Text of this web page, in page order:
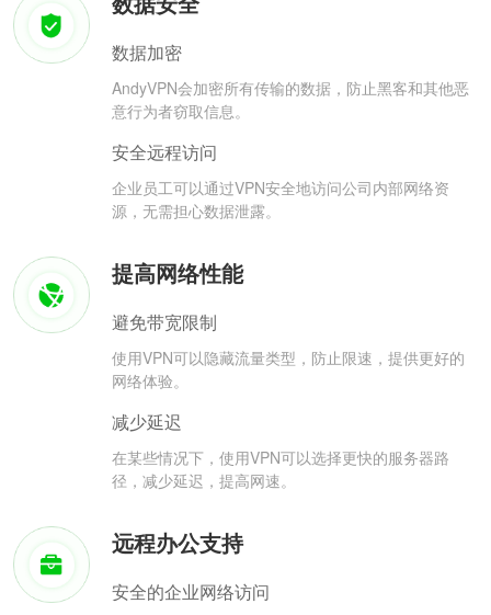
数据加密
AndyVPN会加密所有传输的数据，防止黑客和其他恶
意行为者窃取信息。
安全远程访问
企业员工可以通过VPN安全地访问公司内部网络资
源，无需担心数据泄露。
提高网络性能
避免带宽限制
使用VPN可以隐藏流量类型，防止限速，提供更好的
网络体验。
减少延迟
在某些情况下，使用VPN可以选择更快的服务器路
径，减少延迟，提高网速。
远程办公支持
安全的企业网络访问